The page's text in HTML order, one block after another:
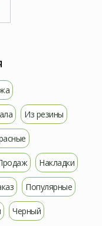
Из резины
Накладки
Популярные
Черный